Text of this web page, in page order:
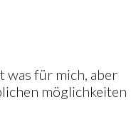
was für mich, aber
möglichkeiten